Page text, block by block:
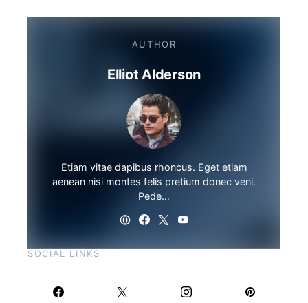
AUTHOR
Elliot Alderson
Etiam vitae dapibus rhoncus. Eget etiam
aenean nisi montes felis pretium donec veni.
Pede…
SOCIAL LINKS